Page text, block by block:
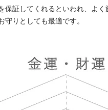
保証してくれるといわれ、よ
りとしても最適です。